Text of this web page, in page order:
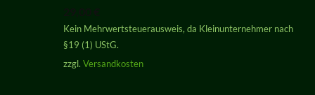
Kein Mehrwertsteuerausweis, da Kleinunternehmer nach
§19 (1) UStG.
zzgl. Versandkosten